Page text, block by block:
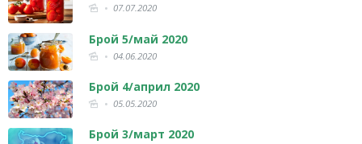
07.07.2020
Брой 5/май 2020
04.06.2020
Брой 4/април 2020
05.05.2020
Брой 3/март 2020